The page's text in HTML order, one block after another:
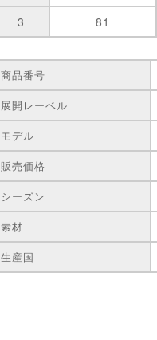
3
81
商品番号
展開レーベル
モデル
販売価格
シーズン
素材
生産国